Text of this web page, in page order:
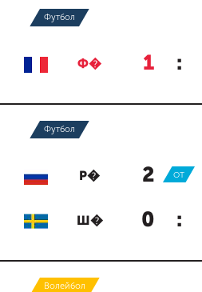
Футбол
Ф� 1 :
Футбол
Р� 2 :
ОТ
Ш� 0 :
Волейбол